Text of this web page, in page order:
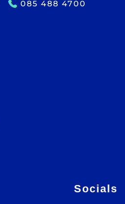
085 488 4700
Socials